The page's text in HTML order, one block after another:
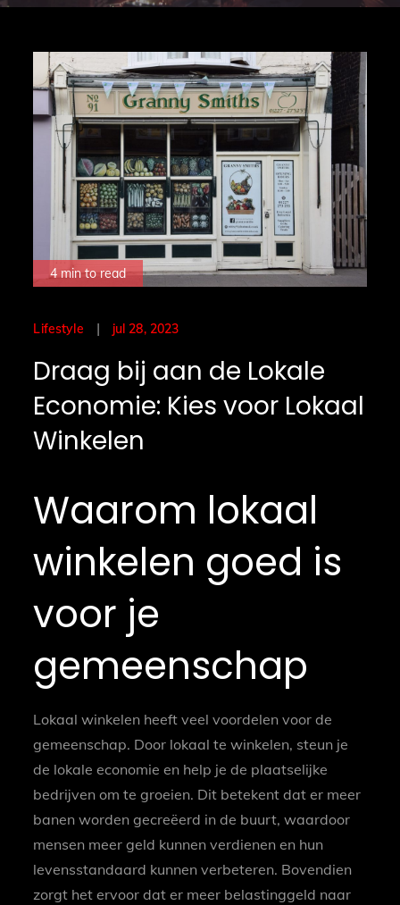
4 min to read
Lifestyle
Posted
jul 28, 2023
Draag bij aan de Lokale
Economie: Kies voor Lokaal
Winkelen
Waarom lokaal
winkelen goed is
voor je
gemeenschap
Lokaal winkelen heeft veel voordelen voor de
gemeenschap. Door lokaal te winkelen, steun je
de lokale economie en help je de plaatselijke
bedrijven om te groeien. Dit betekent dat er meer
banen worden gecreëerd in de buurt, waardoor
mensen meer geld kunnen verdienen en hun
levensstandaard kunnen verbeteren. Bovendien
zorgt het ervoor dat er meer belastinggeld naar